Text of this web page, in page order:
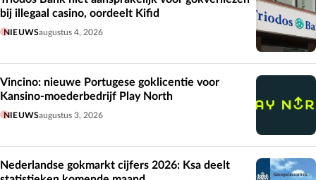
bij illegaal casino, oordeelt Kifid
NIEUWSaugustus 4, 2026
Vincino: nieuwe Portugese goklicentie voor
Kansino-moederbedrijf Play North
NIEUWSaugustus 3, 2026
Nederlandse gokmarkt cijfers 2026: Ksa deelt